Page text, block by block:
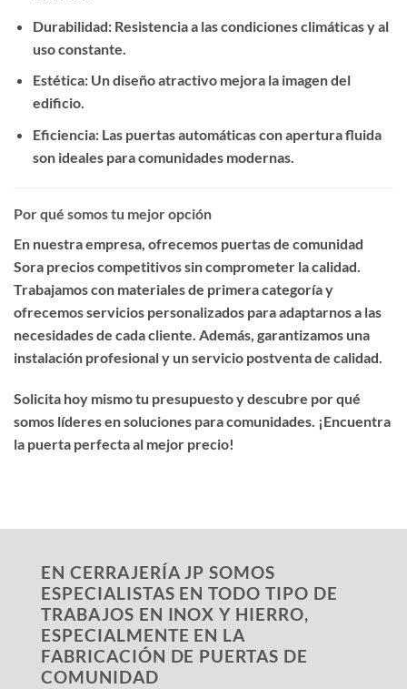
Durabilidad: Resistencia a las condiciones climáticas y al
uso constante.
Estética: Un diseño atractivo mejora la imagen del
edificio.
Eficiencia: Las puertas automáticas con apertura fluida
son ideales para comunidades modernas.
Por qué somos tu mejor opción
En nuestra empresa, ofrecemos puertas de comunidad
Sora precios competitivossin comprometer la calidad.
Trabajamos con materiales de primera categoría y
ofrecemos servicios personalizados para adaptarnos a las
necesidades de cada cliente. Además, garantizamos una
instalación profesional y un servicio postventa de calidad.
Solicita hoy mismo tu presupuesto y descubre por qué
somos líderes en soluciones para comunidades. ¡Encuentra
la puerta perfecta al mejor precio!
EN CERRAJERÍA JP SOMOS
ESPECIALISTAS EN TODO TIPO DE
TRABAJOS EN INOX Y HIERRO,
ESPECIALMENTE EN LA
FABRICACIÓN DE PUERTAS DE
COMUNIDAD